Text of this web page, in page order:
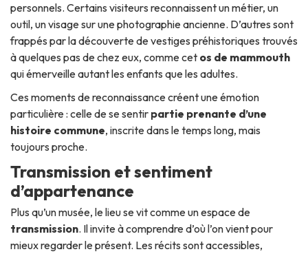
personnels. Certains visiteurs reconnaissent un métier, un
outil, un visage sur une photographie ancienne. D’autres sont
frappés par la découverte de vestiges préhistoriques trouvés
à quelques pas de chez eux, comme cet os de mammouth
qui émerveille autant les enfants que les adultes.
Ces moments de reconnaissance créent une émotion
particulière : celle de se sentir partie prenante d’une
histoire commune, inscrite dans le temps long, mais
toujours proche.
Transmission et sentiment
d’appartenance
Plus qu’un musée, le lieu se vit comme un espace de
transmission. Il invite à comprendre d’où l’on vient pour
mieux regarder le présent. Les récits sont accessibles,